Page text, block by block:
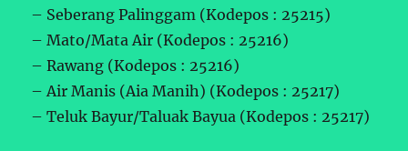
– Seberang Palinggam (Kodepos : 25215)
– Mato/Mata Air (Kodepos : 25216)
– Rawang (Kodepos : 25216)
– Air Manis (Aia Manih) (Kodepos : 25217)
– Teluk Bayur/Taluak Bayua (Kodepos : 25217)